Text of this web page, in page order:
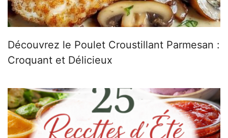
Découvrez le Poulet Croustillant Parmesan :
Croquant et Délicieux